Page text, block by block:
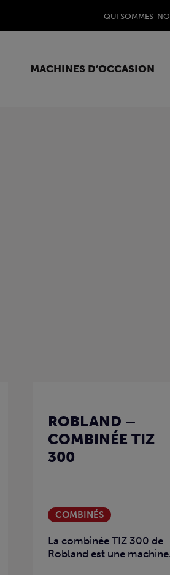
QUI SOMMES-
MACHINES D’OCCASION
ROBLAND –
COMBINÉE TIZ
300
COMBINÉS
La combinée TIZ 300 de
Robland est une